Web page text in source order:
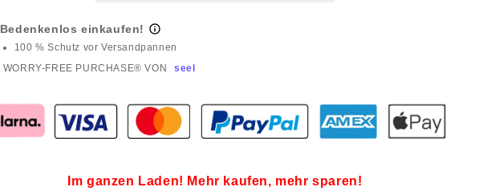
Bedenkenlos einkaufen!
100 % Schutz vor Versandpannen
WORRY-FREE PURCHASE® VON
seel
Im ganzen Laden! Mehr kaufen, mehr sparen!